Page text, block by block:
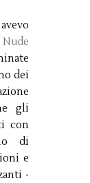
dei
gli
con
di
e
-